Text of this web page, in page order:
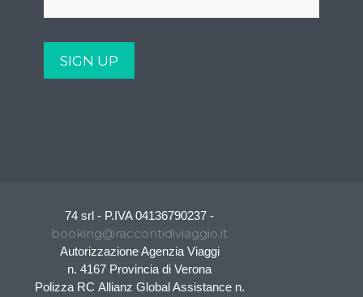
74 srl - P.IVA 04136790237 -
booking@raccontidiviaggio.it
Autorizzazione Agenzia Viaggi
n. 4167 Provincia di Verona
Polizza RC Allianz Global Assistance n.